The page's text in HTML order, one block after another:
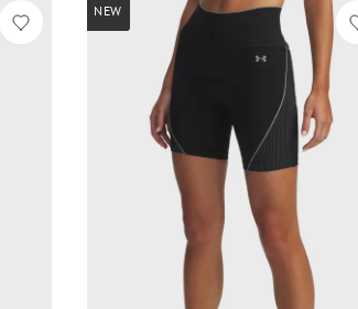
NEW